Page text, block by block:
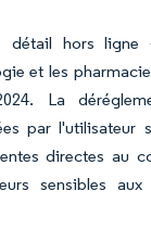
détail hors ligne
et les
La
par l'utilisateur
directes au
sensibles